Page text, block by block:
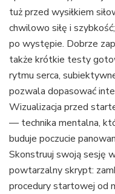
tuż przed wysiłkiem
chwilowo siłę i
po występie. Dobrze
także krótkie testy
rytmu serca,
pozwala dopasować
Wizualizacja przed
— technika mentalna,
buduje poczucie
Skonstruuj swoją sesję
powtarzalny skrypt:
procedury startowej od